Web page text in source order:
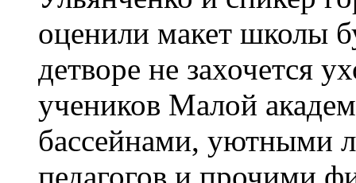
оценили макет школы
детворе не захочется
учеников Малой
бассейнами, уютными
педагогов и прочими